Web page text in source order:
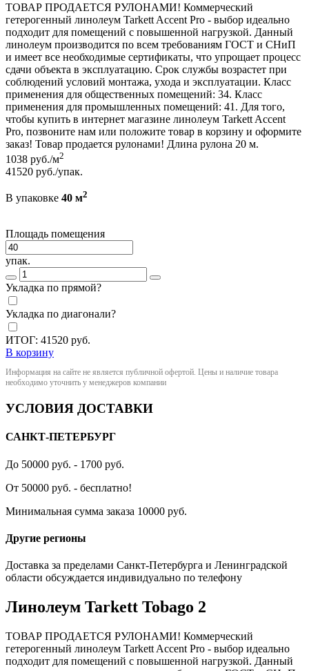
ТОВАР ПРОДАЕТСЯ РУЛОНАМИ! Коммерческий
гетерогенный линолеум Tarkett Accent Pro - выбор идеально
подходит для помещений с повышенной нагрузкой. Данный
линолеум производится по всем требованиям ГОСТ и СНиП
и имеет все необходимые сертификаты, что упрощает процесс
сдачи объекта в эксплуатацию. Срок службы возрастет при
соблюдений условий монтажа, ухода и эксплуатации. Класс
применения для общественных помещений: 34. Класс
применения для промышленных помещений: 41. Для того,
чтобы купить в интернет магазине линолеум Tarkett Accent
Pro, позвоните нам или положите товар в корзину и оформите
заказ! Товар продается рулонами! Длина рулона 20 м.
1038 руб./м2
41520 руб./упак.
В упаковке 40 м2
Площадь помещения
упак.
Укладка по прямой?
Укладка по диагонали?
ИТОГ: 41520 руб.
В корзину
Информация на сайте не является публичной офертой. Цены и наличие товара
необходимо уточнить у менеджеров компании
УСЛОВИЯ ДОСТАВКИ
САНКТ-ПЕТЕРБУРГ
До 50000 руб. - 1700 руб.
От 50000 руб. - бесплатно!
Минимальная сумма заказа 10000 руб.
Другие регионы
Доставка за пределами Санкт-Петербурга и Ленинградской
области обсуждается индивидуально по телефону
Линолеум Tarkett Tobago 2
ТОВАР ПРОДАЕТСЯ РУЛОНАМИ! Коммерческий
гетерогенный линолеум Tarkett Accent Pro - выбор идеально
подходит для помещений с повышенной нагрузкой. Данный